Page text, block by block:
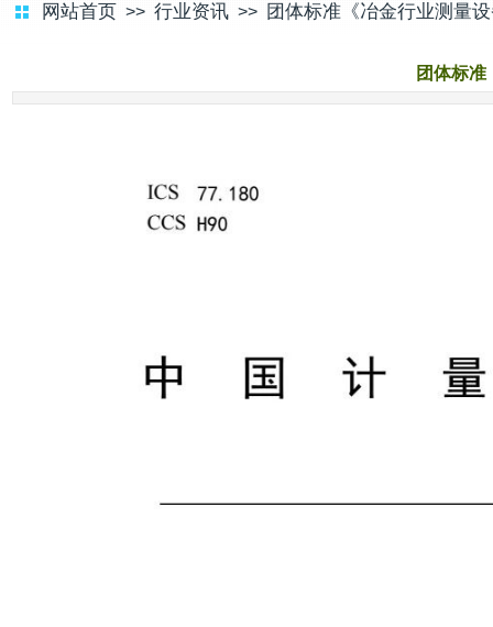
网站首页 >> 行业资讯 >> 团体标准《冶金行业测量
团体标